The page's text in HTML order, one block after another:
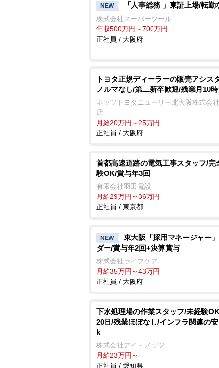
NEW 「人事総務 」東証上場/転勤
株式会社スーパーツール
年収500万円～700万円
正社員 / 大阪府
トヨタ正規ディーラーの販売アシス
ノルマなし/第二新卒歓迎/残業月10
ネッツトヨタニューリー北大阪株式会
店
月給20万円～25万円
正社員 / 大阪府
首都高速道路の電気工事スタッフ/完
験OK/賞与年3回
有限会社羽田電設
月給29万円～36万円
正社員 / 東京都
NEW
東大阪「採用マネージャー
ダー/賞与年2回+決算賞与
株式会社ライフケア
月給35万円～43万円
正社員 / 大阪府
下水処理場の作業スタッフ/未経験
20日/残業ほぼなし/インフラ関連の
k
株式会社アイ・メッツ
月給23万円～
正社員 / 愛知県